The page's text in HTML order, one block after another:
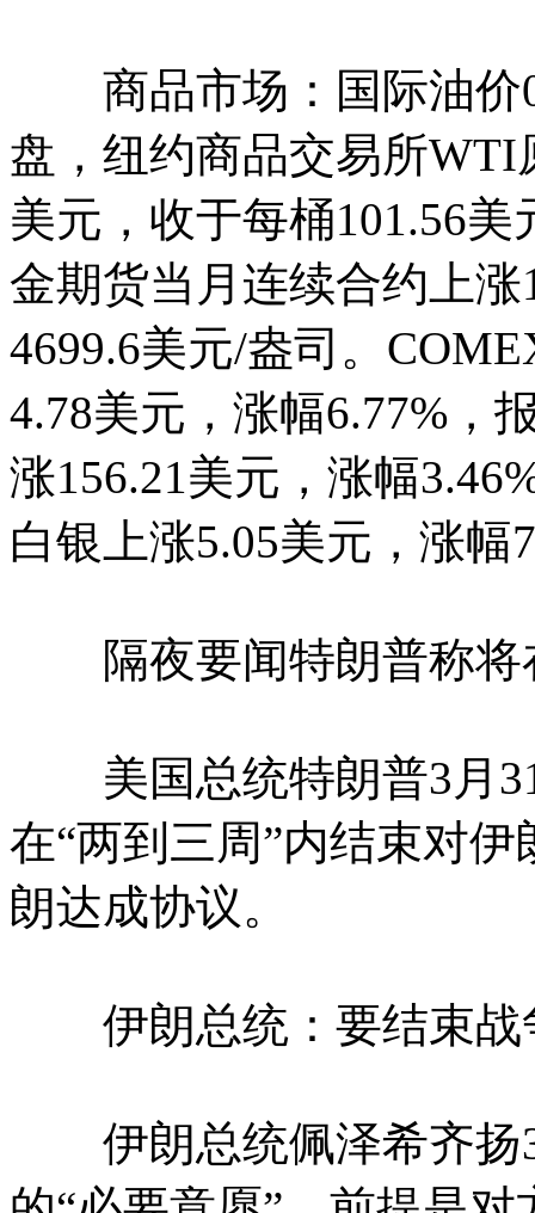
商品市场：国际油价
盘，纽约商品交易所WTI
美元，收于每桶101.56
金期货当月连续合约上涨
4699.6美元/盎司。
4.78美元，涨幅6.77%，
涨156.21美元，涨幅
白银上涨5.05美元，涨幅
隔夜要闻特朗普称将
美国总统特朗普3月31
在“两到三周”内结束对
朗达成协议。
伊朗总统：要结束战
伊朗总统佩泽希齐扬3